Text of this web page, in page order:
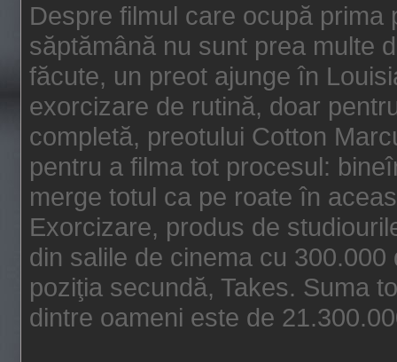
Despre filmul care ocupă
săptămână nu sunt prea multe
făcute, un preot ajunge în
exorcizare de rutină, doar
completă, preotului Cotton
pentru a filma tot procesul:
merge totul ca pe roate în
Exorcizare, produs de
din salile de cinema cu
poziţia secundă, Takes. Suma
dintre oameni este de